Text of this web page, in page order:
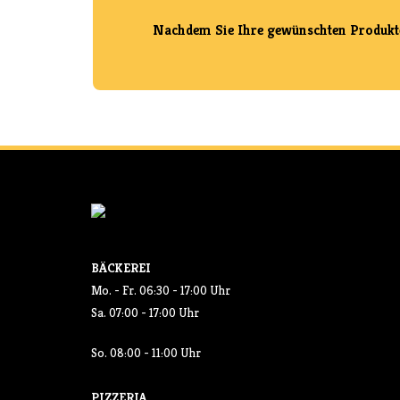
Nachdem Sie Ihre gewünschten
BÄCKEREI
Mo. - Fr. 06:30 - 17:00 Uhr
Sa. 07:00 - 17:00 Uhr
So. 08:00 - 11:00 Uhr